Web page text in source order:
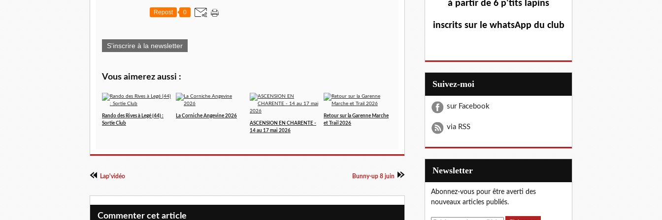
Repost 0
S'inscrire à la newsletter
Vous aimerez aussi :
Rando des Rives à Legé (44) :
Sortie Club
La Corniche Angevine 2026
ASCENSION EN CHARENTE -
14 au 17 mai 2026
Retour sur la Garenne Marche
et Trail 2026
Lap'vidéo Bunny-up 8 juin
Commenter cet article
à partir de 6 p'tits lapins
inscrits sur le whatsApp du club
Suivez-moi
sur Facebook
via RSS
Newsletter
Abonnez-vous pour être averti des
nouveaux articles publiés.